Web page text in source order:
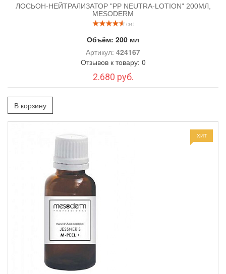
ЛОСЬОН-НЕЙТРАЛИЗАТОР "PP NEUTRA-LOTION" 200МЛ,
MESODERM
( 34 )
Объём: 200 мл
Артикул: 424167
Отзывов к товару: 0
2.680 руб.
В корзину
ХИТ